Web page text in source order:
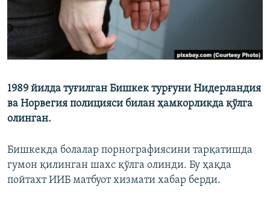
1989 йилда туғилган Бишкек турғуни Нидерландия
ва Норвегия полицияси билан ҳамкорликда қўлга
олинган.
Бишкекда болалар порнографиясини тарқатишда
гумон қилинган шахс қўлга олинди. Бу ҳақда
пойтахт ИИБ матбуот хизмати хабар берди.